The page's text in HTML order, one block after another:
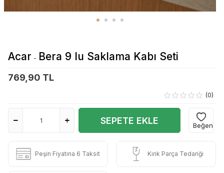
Acar - Bera 9 lu Saklama Kabı Seti
769,90 TL
(0)
SEPETE EKLE Beğen
Peşin Fiyatına 6 Taksit Kırık Parça Tedariği